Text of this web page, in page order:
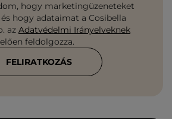
hogy marketingüzeneteket
és hogy adataimat a Cosibella
az Adatvédelmi Irányelveknek
feldolgozza.
FELIRATKOZÁS